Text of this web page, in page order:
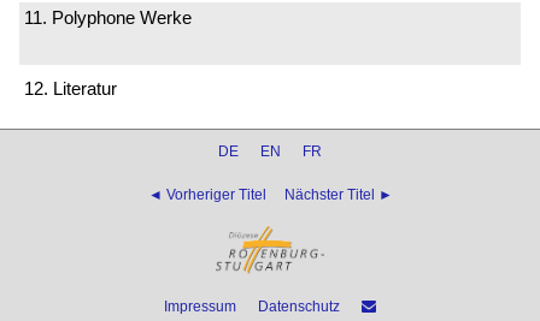
11. Polyphone Werke
12. Literatur
DE EN FR
◄ Vorheriger Titel Nächster Titel ►
Impressum Datenschutz